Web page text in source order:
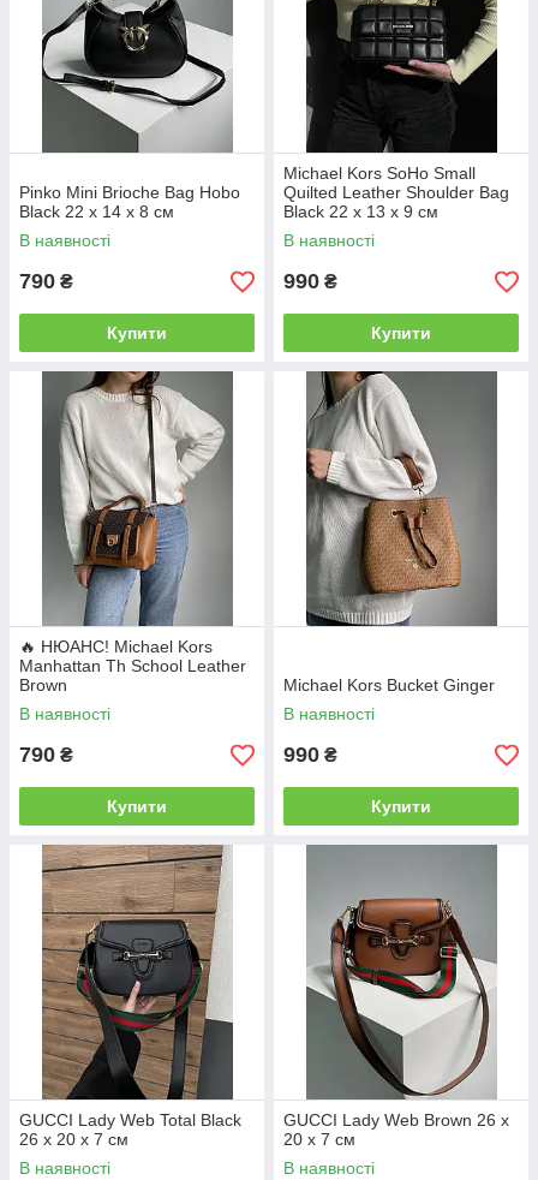
Pinko Mini Brioche Bag Hobo
Black 22 x 14 x 8 см
В наявності
790 ₴
Купити
Michael Kors SoHo Small
Quilted Leather Shoulder Bag
Black 22 х 13 х 9 см
В наявності
990 ₴
Купити
🔥 НЮАНС! Michael Kors
Manhattan Th School Leather
Brown
В наявності
790 ₴
Купити
Michael Kors Bucket Ginger
В наявності
990 ₴
Купити
GUCCI Lady Web Total Black
26 х 20 х 7 см
В наявності
GUCCI Lady Web Brown 26 х
20 х 7 см
В наявності